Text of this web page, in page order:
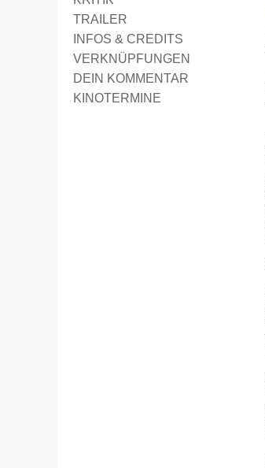
TRAILER
INFOS & CREDITS
VERKNÜPFUNGEN
DEIN KOMMENTAR
KINOTERMINE